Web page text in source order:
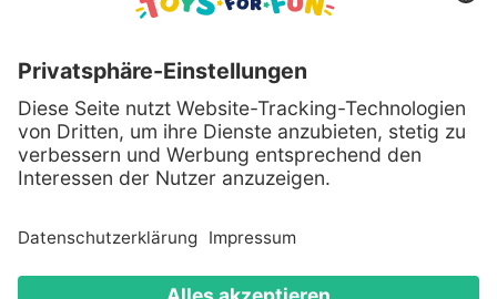
Sicher bezahlen mit:
Alle genannten Produkte und Logos sind eingetragene
Warenzeichen der jeweiligen Hersteller.